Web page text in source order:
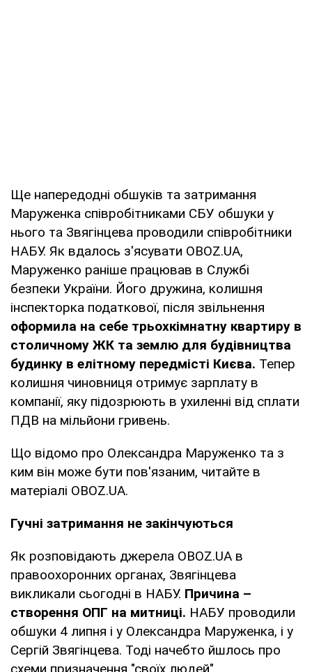
Ще напередодні обшуків та затримання
Маруженка співробітниками СБУ обшуки у
нього та Звягінцева проводили співробітники
НАБУ. Як вдалось з'ясувати OBOZ.UA,
Маруженко раніше працював в Службі
безпеки України. Його дружина, колишня
інспекторка податкової, після звільнення
оформила на себе трьохкімнатну квартиру в
столичному ЖК та землю для будівництва
будинку в елітному передмісті Києва. Тепер
колишня чиновниця отримує зарплату в
компанії, яку підозрюють в ухиленні від сплати
ПДВ на мільйони гривень.
Що відомо про Олександра Маруженко та з
ким він може бути пов'язаним, читайте в
матеріалі OBOZ.UA.
Гучні затримання не закінчуються
Як розповідають джерела OBOZ.UA в
правоохоронних органах, Звягінцева
викликали сьогодні в НАБУ. Причина –
створення ОПГ на митниці. НАБУ проводили
обшуки 4 липня і у Олександра Маруженка, і у
Сергій Звягінцева. Тоді начебто йшлось про
схеми призначення "своїх людей"